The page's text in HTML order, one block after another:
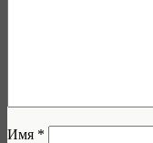
Имя *